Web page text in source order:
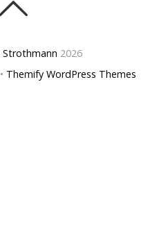
Strothmann 2026
• Themify WordPress Themes